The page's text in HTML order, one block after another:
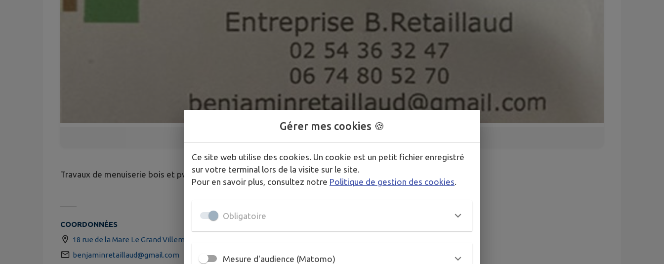
Travaux de menuiserie bois et pvc
COORDONNÉES
18 rue de la Mare Le Grand Villemongin 36120 Mâron
benjaminretaillaud@gmail.com
Gérer mes cookies 🍪
Ce site web utilise des cookies. Un cookie est un petit fichier enregistré
sur votre terminal lors de la visite sur le site.
Pour en savoir plus, consultez notre Politique de gestion des cookies.
Obligatoire
Mesure d'audience (Matomo)